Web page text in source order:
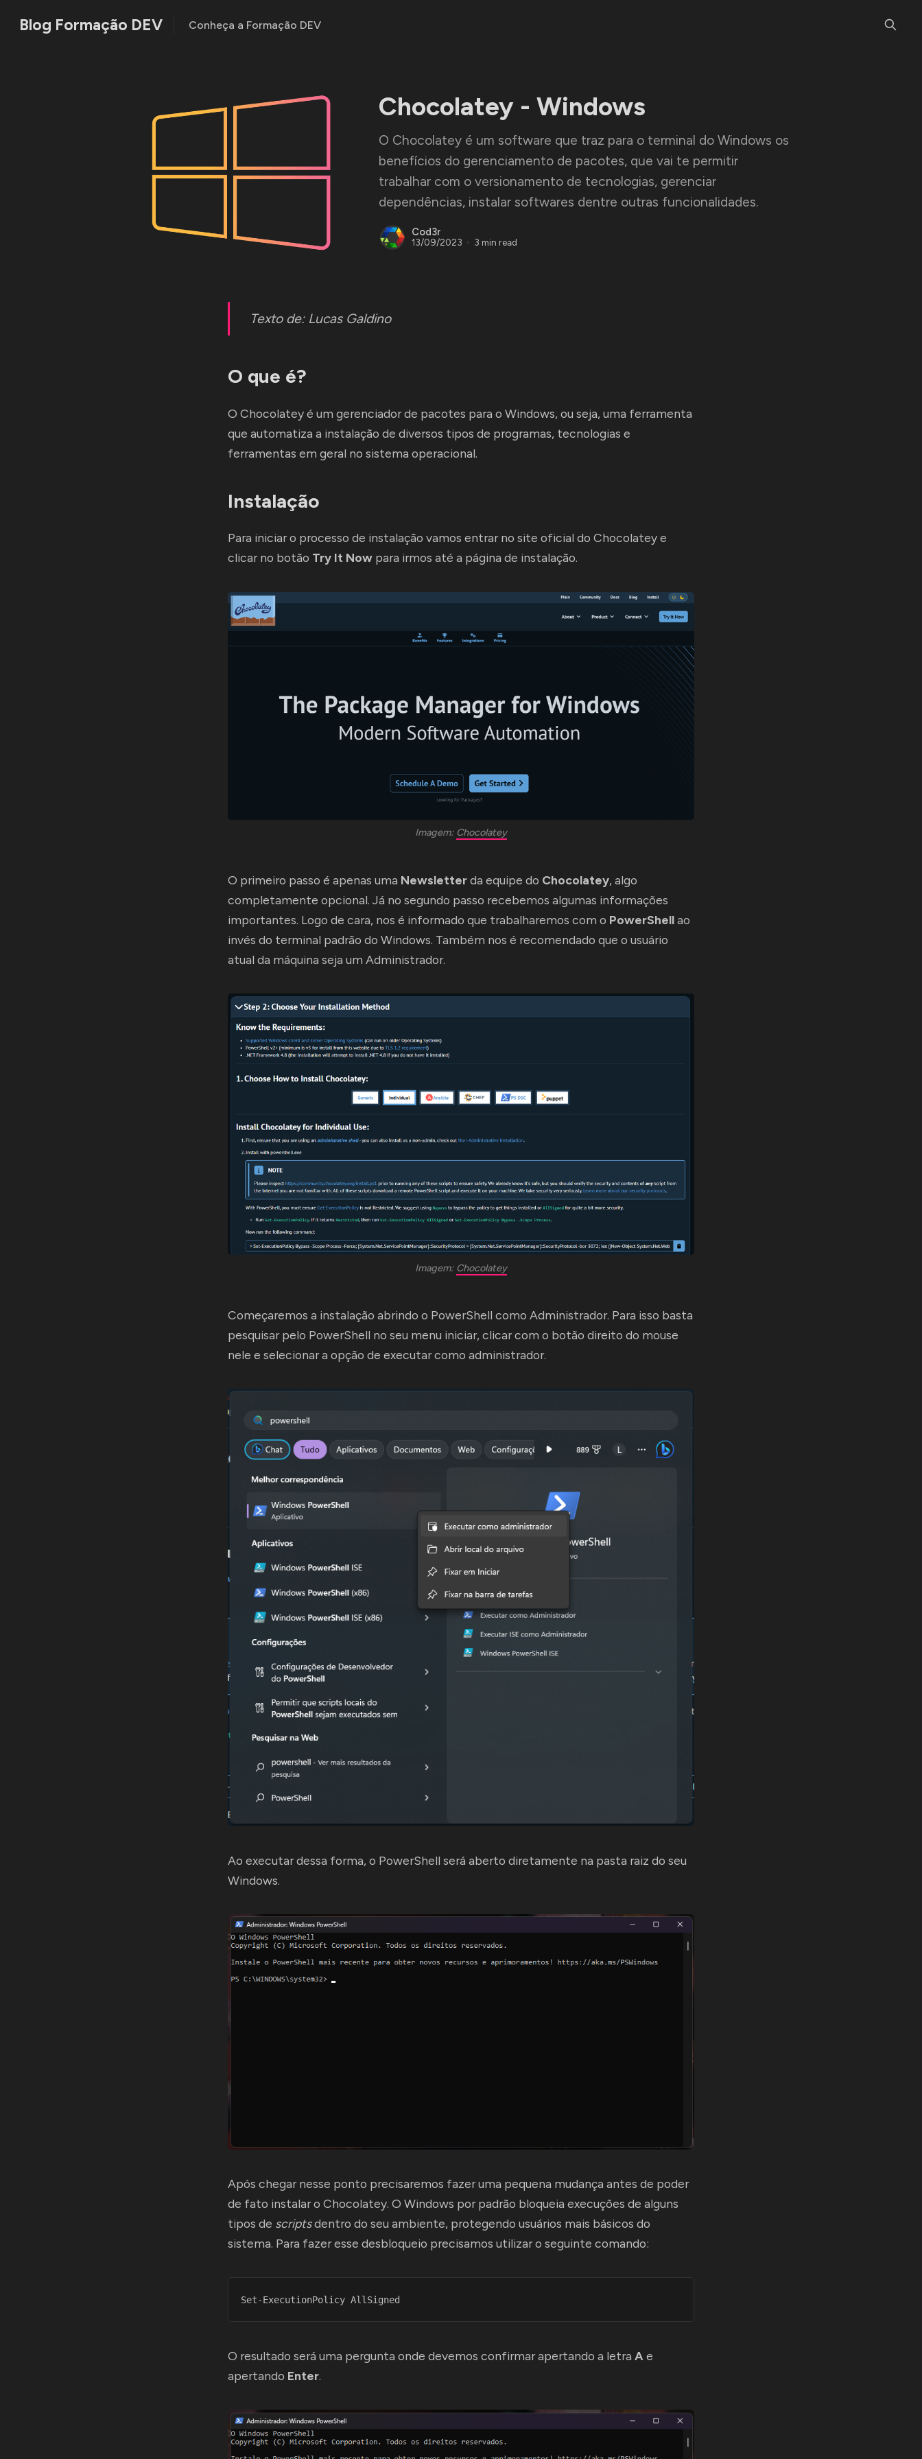
Blog Formação DEV Conheça a Formação DEV
Chocolatey - Windows
O Chocolatey é um software que traz para o terminal do Windows os
benefícios do gerenciamento de pacotes, que vai te permitir
trabalhar com o versionamento de tecnologias, gerenciar
dependências, instalar softwares dentre outras funcionalidades.
Cod3r
13/09/2023 3 min read
Texto de: Lucas Galdino
O que é?
O Chocolatey é um gerenciador de pacotes para o Windows, ou seja, uma ferramenta
que automatiza a instalação de diversos tipos de programas, tecnologias e
ferramentas em geral no sistema operacional.
Instalação
Para iniciar o processo de instalação vamos entrar no site oficial do Chocolateye
clicar no botão Try It Now para irmos até a página de instalação.
Imagem: Chocolatey
O primeiro passo é apenas uma Newsletterda equipe do Chocolatey, algo
completamente opcional. Já no segundo passo recebemos algumas informações
importantes. Logo de cara, nos é informado que trabalharemos com o PowerShellao
invés do terminal padrão do Windows. Também nos é recomendado que o usuário
atual da máquina seja um Administrador.
Imagem: Chocolatey
Começaremos a instalação abrindo o PowerShell como Administrador. Para isso basta
pesquisar pelo PowerShell no seu menu iniciar, clicar com o botão direito do mouse
nele e selecionar a opção de executar como administrador.
Ao executar dessa forma, o PowerShell será aberto diretamente na pasta raiz do seu
Windows.
Após chegar nesse ponto precisaremos fazer uma pequena mudança antes de poder
de fato instalar o Chocolatey. O Windows por padrão bloqueia execuções de alguns
tipos de scriptsdentro do seu ambiente, protegendo usuários mais básicos do
sistema. Para fazer esse desbloqueio precisamos utilizar o seguinte comando:
Set-ExecutionPolicy AllSigned
O resultado será uma pergunta onde devemos confirmar apertando a letra Ae
apertando Enter.